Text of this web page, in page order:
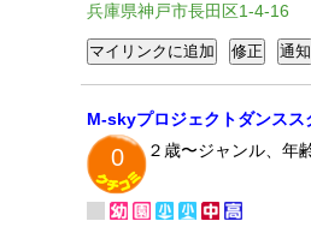
兵庫県神戸市長田区1-4-16
M-skyプロジェクトダンスス
0 ２歳〜ジャンル、年